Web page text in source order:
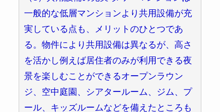
一般的な低層マンションより共用設備が充
実している点も、メリットのひとつであ
る。物件により共用設備は異なるが、高さ
を活かし例えば居住者のみが利用できる夜
景を楽しむことができるオープンラウン
ジ、空中庭園、シアタールーム、ジム、プ
ール、キッズルームなどを備えたところも